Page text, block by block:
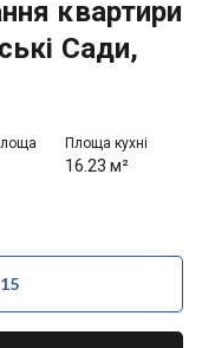
квартири
Сади,
Площа кухні
16.23 м²